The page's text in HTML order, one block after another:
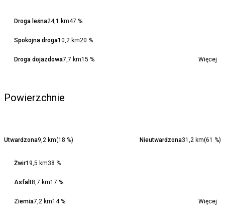
Droga leśna24,1 km47 %
Spokojna droga10,2 km20 %
Droga dojazdowa7,7 km15 % Więcej
Powierzchnie
Utwardzona9,2 km(18 %) Nieutwardzona31,2 km(61 %)
Żwir19,5 km38 %
Asfalt8,7 km17 %
Ziemia7,2 km14 % Więcej